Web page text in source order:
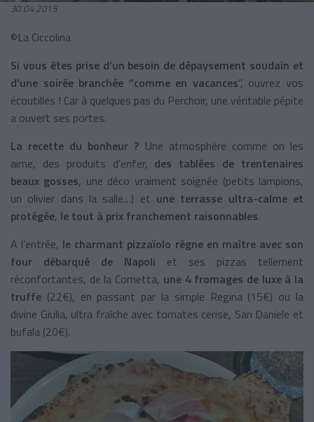
30.04.2015
©La Ciccolina
Si vous êtes prise d’un besoin de dépaysement soudain et
d’une soirée branchée “comme en vacances”, ouvrez vos
écoutilles ! Car à quelques pas du Perchoir, une véritable pépite
a ouvert ses portes.
La recette du bonheur ? Une atmosphère comme on les
aime, des produits d’enfer, des tablées de trentenaires
beaux gosses, une déco vraiment soignée (petits lampions,
un olivier dans la salle…) et une terrasse ultra-calme et
protégée, le tout à prix franchement raisonnables.
A l’entrée, le charmant pizzaïolo règne en maître avec son
four débarqué de Napoli et ses pizzas tellement
réconfortantes, de la Cometta, une 4 fromages de luxe à la
truffe (22€), en passant par la simple Regina (15€) ou la
divine Giulia, ultra fraîche avec tomates cerise, San Daniele et
bufala (20€).